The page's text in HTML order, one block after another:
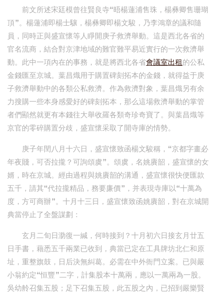
前文所述宋廷模曾往賢良寺“晤楊蓮浦售珠，楊彝卿售珊瑚
頂”。楊蓮浦即楊士驤，楊彝卿即楊文駿，乃李鴻章的議和隨
員，同時正與盛宣懷等人睜開庚子救濟舉動。這是西北各省的
官名流商，結合對京津地域的難官難平易近實行的一次救濟舉
動。此中一項內在的事務，就是將西北各省會議室出租的公私
金錢匯至京城。葉昌熾用于購置碑刻拓本的金錢，就得益于庚
子救濟舉動中的各類公私救濟。作為救濟對象，葉昌熾另有余
力搜購一些本身感愛好的碑刻拓本，那么這場救濟舉動的掌管
者們顯然就更有本錢往大舉收羅各類奇珍奇寶了。與葉昌熾等
京官的零碎購置分歧，盛宣懷采取了開寺庫的情勢。
庚子年閏八月十六日，盛宣懷致函楊文駿稱，“京都字畫必
年夜賤，可否拉攏？可詢頌虞”。頌虞，名姚賡韶，盛宣懷的女
婿，時在京城。經由過程與姚賡韶的溝通，盛宣懷很快便匯款
五千，請其“代拉攏精品，務要廉價”，并表現寺庫以“十萬為
度，方可商辦”。十月十三日，盛宣懷致函姚賡韶，對在京城開
典當停止了全盤謀劃：
玄月二旬日泐復一緘，何時接到？十月初六日接玄月廿五
日手書，藉悉五千兩業已收到，典當已定在工具牌坊北仁和原
址，重整旗鼓，日后決無糾葛。必需在中外衙門立案。已與嚴
小翁約定“恒豐”二字，計集股本十萬兩，應以一萬兩為一股。
吳幼舲召集五股；足下召集五股，此五股之內，已招到嚴樂賢